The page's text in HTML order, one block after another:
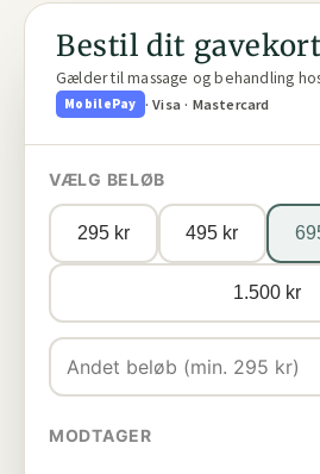
Bestil dit gavekort
Gælder til massage og behandling
MobilePay · Visa · Mastercard